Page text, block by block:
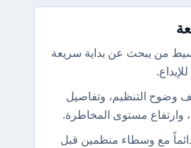
من يبحث عن بداية سريعة
وضوح التنظيم، وتفاصيل
وارتفاع مستوى المخاطرة.
دائماً مع وسطاء منظمين قبل